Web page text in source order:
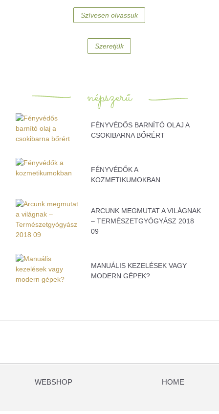
Szívesen olvassuk
Szeretjük
népszerű
FÉNYVÉDŐS BARNÍTÓ OLAJ A
CSOKIBARNA BŐRÉRT
FÉNYVÉDŐK A
KOZMETIKUMOKBAN
ARCUNK MEGMUTAT A VILÁGNAK
– TERMÉSZETGYÓGYÁSZ 2018
09
MANUÁLIS KEZELÉSEK VAGY
MODERN GÉPEK?
WEBSHOP HOME